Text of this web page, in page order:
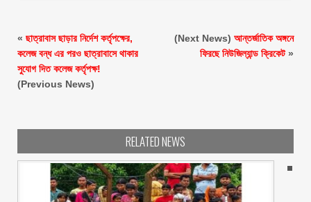
« ছাত্রাবাস ছাড়ার নির্দেশ কর্তৃপক্ষের,
কলেজ বন্ধ এর পরও ছাত্রাবাসে থাকার
সুযোগ দিত কলেজ কর্তৃপক্ষ!
(Previous News)
(Next News) আন্তর্জাতিক অঙ্গনে
ফিরছে নিউজিল্যান্ড ক্রিকেট»
RELATED NEWS